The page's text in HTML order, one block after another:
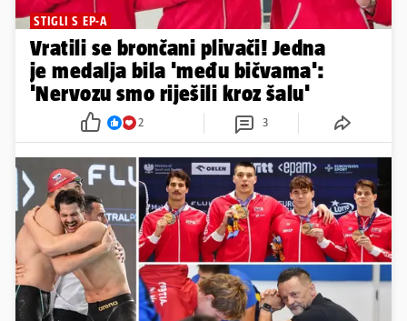
STIGLI S EP-A
Vratili se brončani plivači! Jedna
je medalja bila 'među bičvama':
'Nervozu smo riješili kroz šalu'
2 3